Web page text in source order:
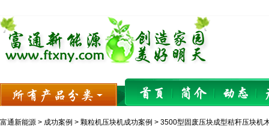
富通新能源 > 成功案例 > 颗粒机压块机成功案例 > 3500型固废压块成型秸秆压块机